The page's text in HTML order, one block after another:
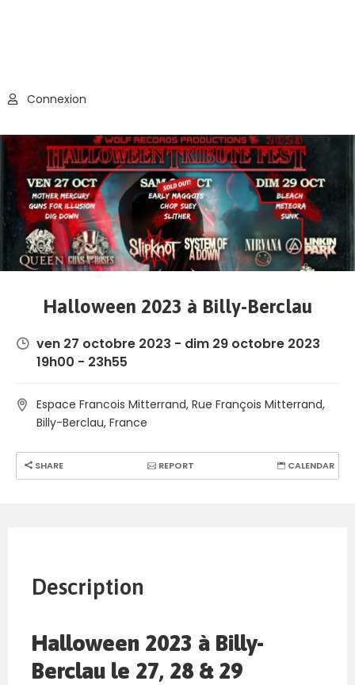
Connexion
Halloween 2023 à Billy-Berclau
ven 27 octobre 2023 - dim 29 octobre 2023
19h00 - 23h55
Espace Francois Mitterrand, Rue François Mitterrand,
Billy-Berclau, France
SHARE REPORT CALENDAR
Description
Halloween 2023 à Billy-
Berclau le 27, 28 & 29